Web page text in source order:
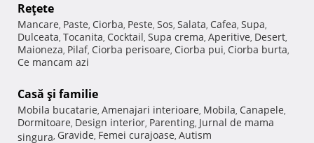
Reţete
Mancare, Paste, Ciorba, Peste, Sos, Salata, Cafea, Supa,
Dulceata, Tocanita, Cocktail, Supa crema, Aperitive, Desert,
Maioneza, Pilaf, Ciorba perisoare, Ciorba pui, Ciorba burta,
Ce mancam azi
Casă şi familie
Mobila bucatarie, Amenajari interioare, Mobila, Canapele,
Dormitoare, Design interior, Parenting, Jurnal de mama
singura, Gravide, Femei curajoase, Autism